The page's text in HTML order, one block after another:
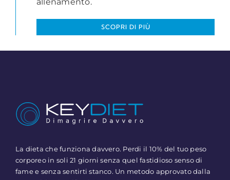
SCOPRI DI PIÙ
La dieta che funziona davvero. Perdi il 10% del tuo peso
corporeo in soli 21 giorni senza quel fastidioso senso di
fame e senza sentirti stanco. Un metodo approvato dalla